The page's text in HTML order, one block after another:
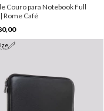
Couro para Notebook Full
Rome Café